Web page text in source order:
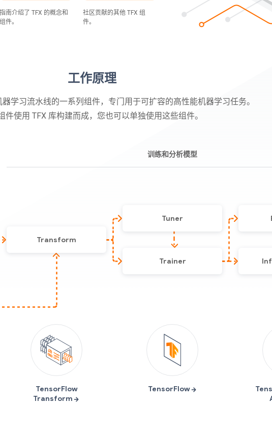
指南介绍了 TFX 的概念和
组件。
社区贡献的其他 TFX 组
件。
工作原理
学习流水线的一系列组件，专门用于可扩容的高性能机器学习任务。
件使用 TFX 库构建而成，您也可以单独使用这些组件。